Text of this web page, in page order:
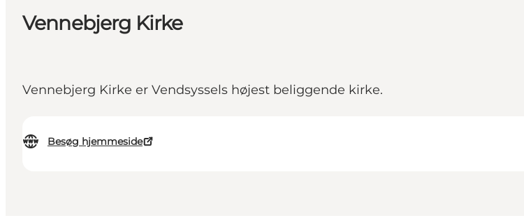
Vennebjerg Kirke
Vennebjerg Kirke er Vendsyssels højest beliggende kirke.
Besøg hjemmeside